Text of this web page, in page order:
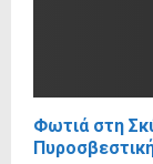
Φωτιά στη